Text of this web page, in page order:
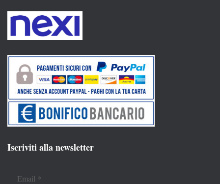
Iscriviti alla newsletter
Email *